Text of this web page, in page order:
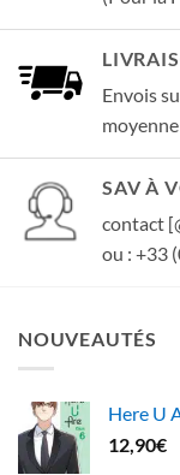
Envois
SAV À
contact
ou : +33
NOUVEAUTÉS
Here U
12,90€